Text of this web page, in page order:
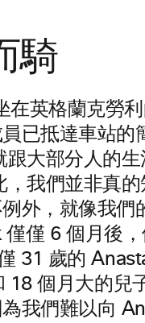
騎
在英格蘭克勞
已抵達車站的
大部分人的
我們並非真
外，就像我們
僅 6 個月後
31 歲的
個月大的兒
我們難以向